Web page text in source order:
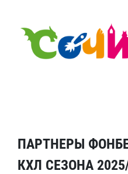
ПАРТНЕРЫ
КХЛ СЕЗОНА